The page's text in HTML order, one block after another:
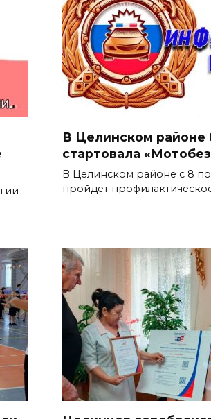
В Целинском районе
стартовала
В Целинском районе с 8 по
пройдет